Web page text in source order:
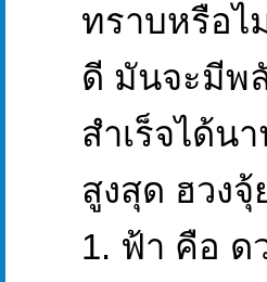
ทราบหรือไ
ดี มันจะมีพ
สำเร็จได้น
สูงสุด ฮวง
1. ฟ้า คือ ด